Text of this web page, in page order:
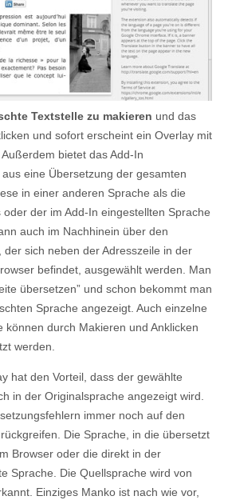
Textstelle zu makieren und das
und sofort erscheint ein Overlay mit
bietet das Add-In
eine Übersetzung der gesamten
in einer anderen Sprache als die
der im Add-In eingestellten Sprache
auch im Nachhinein über den
sich neben der Adresszeile in der
befindet, ausgewählt werden. Man
übersetzen” und schon bekommt man
Sprache angezeigt. Auch einzelne
können durch Makieren und Anklicken
werden.
hat den Vorteil, dass der gewählte
in der Originalsprache angezeigt wird.
immer noch auf den
Die Sprache, in die übersetzt
Browser oder die direkt in der
Sprache. Die Quellsprache wird von
Einziges Manko ist nach wie vor,